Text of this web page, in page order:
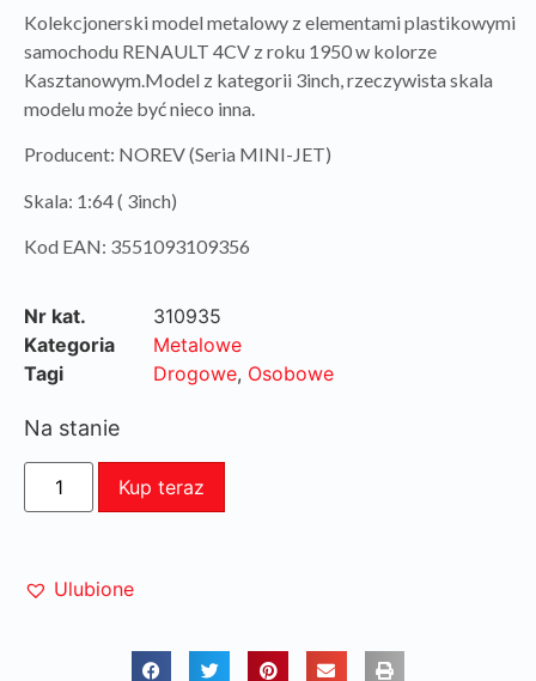
Kolekcjonerski model metalowy z elementami plastikowymi
samochodu RENAULT 4CV z roku 1950 w kolorze
Kasztanowym.Model z kategorii 3inch, rzeczywista skala
modelu może być nieco inna.
Producent: NOREV (Seria MINI-JET)
Skala: 1:64 ( 3inch)
Kod EAN: 3551093109356
Nr kat.
310935
Kategoria
Metalowe
Tagi
Drogowe, Osobowe
Na stanie
Kup teraz
Ulubione